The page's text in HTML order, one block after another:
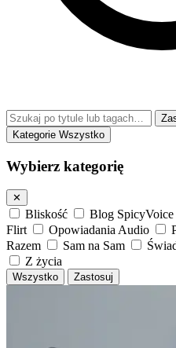
Kategorie Wszystko
Wybierz kategorię
✕
Bliskość Blog SpicyVoice
Flirt
Opowiadania Audio
Razem
Sam na Sam
Z życia
Wszystko Zastosuj